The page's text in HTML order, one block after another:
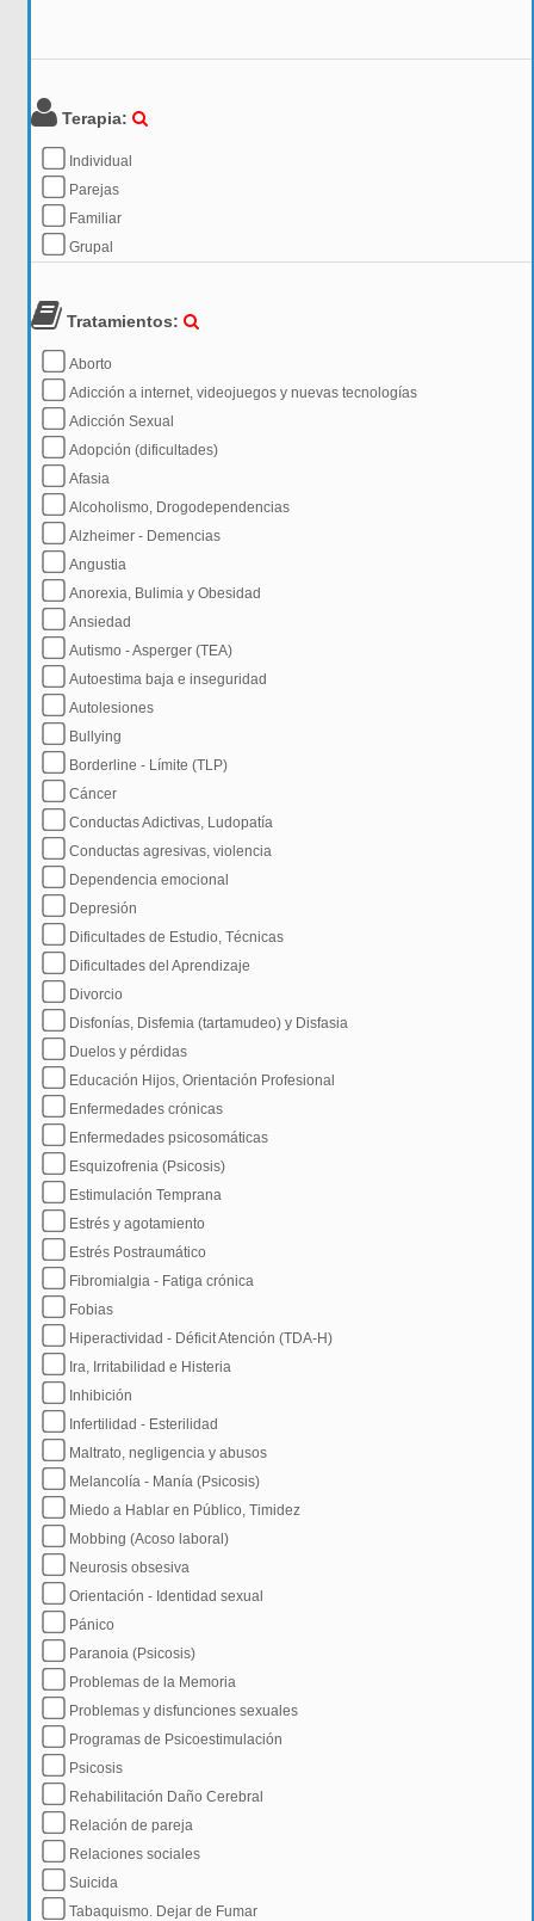
Terapia:
Individual
Parejas
Familiar
Grupal
Tratamientos:
Aborto
Adicción a internet, videojuegos y nuevas tecnologías
Adicción Sexual
Adopción (dificultades)
Afasia
Alcoholismo, Drogodependencias
Alzheimer - Demencias
Angustia
Anorexia, Bulimia y Obesidad
Ansiedad
Autismo - Asperger (TEA)
Autoestima baja e inseguridad
Autolesiones
Bullying
Borderline - Límite (TLP)
Cáncer
Conductas Adictivas, Ludopatía
Conductas agresivas, violencia
Dependencia emocional
Depresión
Dificultades de Estudio, Técnicas
Dificultades del Aprendizaje
Divorcio
Disfonías, Disfemia (tartamudeo) y Disfasia
Duelos y pérdidas
Educación Hijos, Orientación Profesional
Enfermedades crónicas
Enfermedades psicosomáticas
Esquizofrenia (Psicosis)
Estimulación Temprana
Estrés y agotamiento
Estrés Postraumático
Fibromialgia - Fatiga crónica
Fobias
Hiperactividad - Déficit Atención (TDA-H)
Ira, Irritabilidad e Histeria
Inhibición
Infertilidad - Esterilidad
Maltrato, negligencia y abusos
Melancolía - Manía (Psicosis)
Miedo a Hablar en Público, Timidez
Mobbing (Acoso laboral)
Neurosis obsesiva
Orientación - Identidad sexual
Pánico
Paranoia (Psicosis)
Problemas de la Memoria
Problemas y disfunciones sexuales
Programas de Psicoestimulación
Psicosis
Rehabilitación Daño Cerebral
Relación de pareja
Relaciones sociales
Suicida
Tabaquismo. Dejar de Fumar